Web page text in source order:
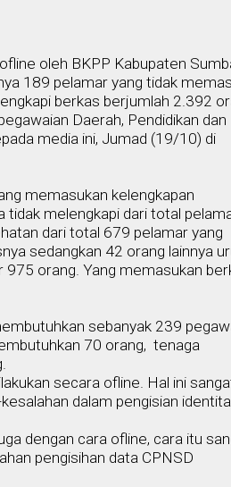
oleh BKPP Kabupaten
189 pelamar yang tidak
berkas berjumlah 2.392
Daerah, Pendidikan dan
media ini, Jumad (19/10) di
memasukan kelengkapan
tidak melengkapi dari total
dari total 679 pelamar yang
sedangkan 42 orang lainnya
orang. Yang memasukan
sebanyak 239
70 orang, tenaga
secara ofline. Hal ini
dalam pengisian
dengan cara ofline, cara itu
pengisihan data CPNSD